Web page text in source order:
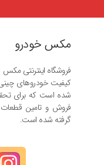
مکس خودرو
فروشگاه اینترنتی
کیفیت خودروهای چینی
فروش و تامین
گرفته شده است.